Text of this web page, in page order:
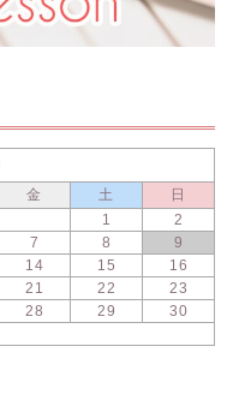
金 土
日
1
2
7 8
9
14 15
16
21 22
23
28 29
30